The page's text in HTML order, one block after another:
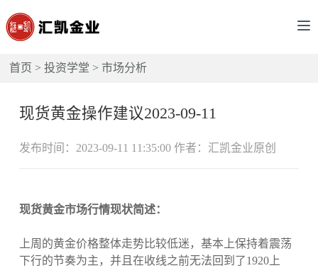
首页 >投资学堂 >市场分析
现货黄金操作建议2023-09-11
发布时间：2023-09-11 11:35:00 作者：汇凯金业原创
现货黄金市场行情现状简述：
上周的黄金价格整体走势比较低迷，基本上保持着震荡
下行的节奏为主，并且在收线之前无法回到了1920上